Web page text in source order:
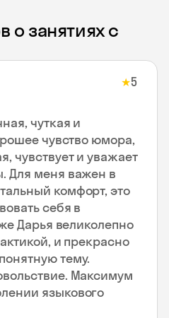
о занятиях с
★5
чуткая и
чувство юмора,
чувствует и уважает
Для меня важен в
комфорт, это
себя в
Дарья великолепно
и прекрасно
тему.
Максимум
языкового